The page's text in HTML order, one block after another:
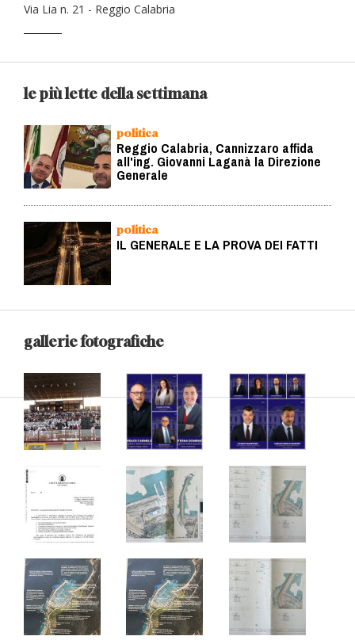
Via Lia n. 21 - Reggio Calabria
le più lette della settimana
politica
Reggio Calabria, Cannizzaro affida
all'ing. Giovanni Laganà la Direzione
Generale
politica
IL GENERALE E LA PROVA DEI FATTI
gallerie fotografiche